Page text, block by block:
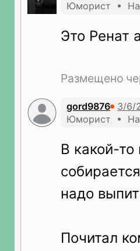
Юморист • На
Это Ренат
Размещено
gord9876
Юморист • На
В какой-то
надо
Почитал